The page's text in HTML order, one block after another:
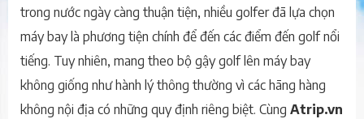
trong nước ngày càng thuận tiện, nhiều golfer đã lựa chọn
máy bay là phương tiện chính để đến các điểm đến golf nổi
tiếng. Tuy nhiên, mang theo bộ gậy golf lên máy bay
không giống như hành lý thông thường vì các hãng hàng
không nội địa có những quy định riêng biệt. Cùng Atrip.vn